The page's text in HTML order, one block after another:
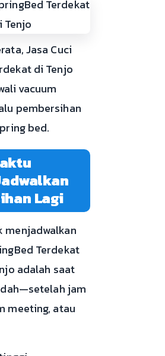
Jasa Cuci
di Tenjo
vacuum
pembersihan
bed.
Lagi
menjadwalkan
Terdekat
adalah saat
jam
meeting, atau